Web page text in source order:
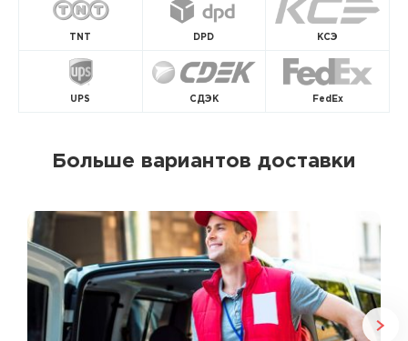
TNT DPD КСЭ
UPS СДЭК FedEx
Больше вариантов доставки